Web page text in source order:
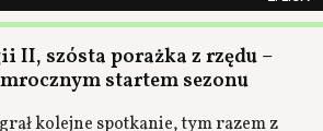
II, szósta porażka z rzędu –
startem sezonu
kolejne spotkanie, tym razem z